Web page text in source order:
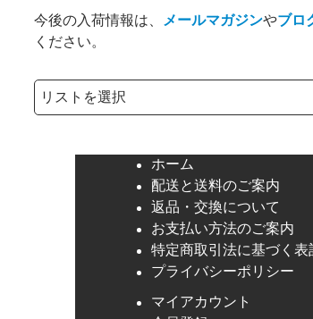
今後の入荷情報は、 メールマガジンやブロ
ください。
検索リストの選択
ホーム
配送と送料のご案内
返品・交換について
お支払い方法のご案内
特定商取引法に基づく表
プライバシーポリシー
マイアカウント